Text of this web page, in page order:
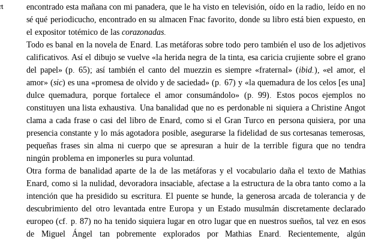
encontrado esta mañana con mi panadera, que le ha visto en televisión, oído en la radio, leído en no
sé qué periodicucho, encontrado en su almacen Fnac favorito, donde su libro está bien expuesto, en
el expositor totémico de las corazonadas
Todo es banal en la novela de Enard. Las metáforas sobre todo pero también el uso de los adjetivos
calificativos. Así el dibujo se vuelve «la herida negra de la tinta, esa caricia crujiente sobre el grano
del papel» (p. 65); así también el canto del muezzin es siempre «fraternal» (ibid. ), «el amor, el
amor» (sic) es una «promesa de olvido y de saciedad» (p. 67) y «la quemadura de los celos [es una]
dulce quemadura, porque fortalece el amor consumándolo» (p. 99). Estos pocos ejemplos no
constituyen una lista exhaustiva. Una banalidad que no es perdonable ni siquiera a Christine Angot
clama a cada frase o casi del libro de Enard, como si el Gran Turco en persona quisiera, por una
presencia constante y lo más agotadora posible, asegurarse la fidelidad de sus cortesanas temerosas,
pequeñas frases sin alma ni cuerpo que se apresuran a huir de la terrible figura que no tendra
ningún problema en imponerles su pura voluntad.
Otra forma de banalidad aparte de la de las metáforas y el vocabulario daña el texto de Mathias
Enard, como si la nulidad, devoradora insaciable, afectase a la estructura de la obra tanto como a la
intención que ha presidido su escritura. El puente se hunde, la generosa arcada de tolerancia y de
descubrimiento del otro levantada entre Europa y un Estado musulmán discretamente declarado
europeo (cf. p. 87) no ha tenido siquiera lugar en otro lugar que en nuestros sueños, tal vez en esos
de Miguel Ángel tan pobremente explorados por Mathias Enard. Recientemente, algún